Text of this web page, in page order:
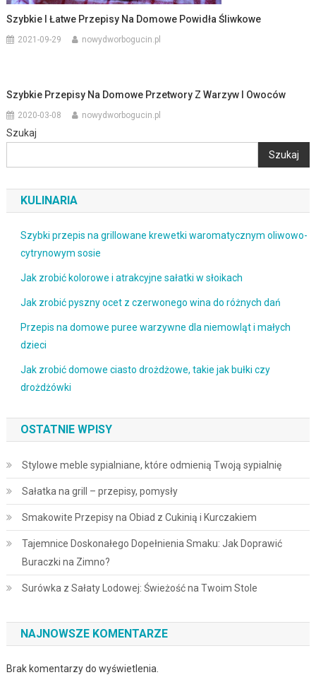
Szybkie I Łatwe Przepisy Na Domowe Powidła Śliwkowe
2021-09-29 nowydworbogucin.pl
Szybkie Przepisy Na Domowe Przetwory Z Warzyw I Owoców
2020-03-08 nowydworbogucin.pl
Szukaj
Szukaj
KULINARIA
Szybki przepis na grillowane krewetki waromatycznym oliwowo-
cytrynowym sosie
Jak zrobić kolorowe i atrakcyjne sałatki w słoikach
Jak zrobić pyszny ocet z czerwonego wina do różnych dań
Przepis na domowe puree warzywne dla niemowląt i małych
dzieci
Jak zrobić domowe ciasto drożdżowe, takie jak bułki czy
drożdżówki
OSTATNIE WPISY
Stylowe meble sypialniane, które odmienią Twoją sypialnię
Sałatka na grill – przepisy, pomysły
Smakowite Przepisy na Obiad z Cukinią i Kurczakiem
Tajemnice Doskonałego Dopełnienia Smaku: Jak Doprawić
Buraczki na Zimno?
Surówka z Sałaty Lodowej: Świeżość na Twoim Stole
NAJNOWSZE KOMENTARZE
Brak komentarzy do wyświetlenia.